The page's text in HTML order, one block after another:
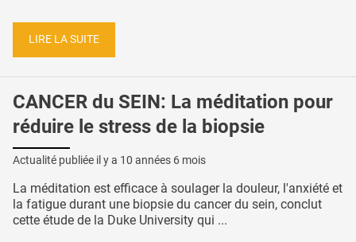
LIRE LA SUITE
CANCER du SEIN: La méditation pour
réduire le stress de la biopsie
Actualité publiée il y a 10 années 6 mois
La méditation est efficace à soulager la douleur, l'anxiété et
la fatigue durant une biopsie du cancer du sein, conclut
cette étude de la Duke University qui ...